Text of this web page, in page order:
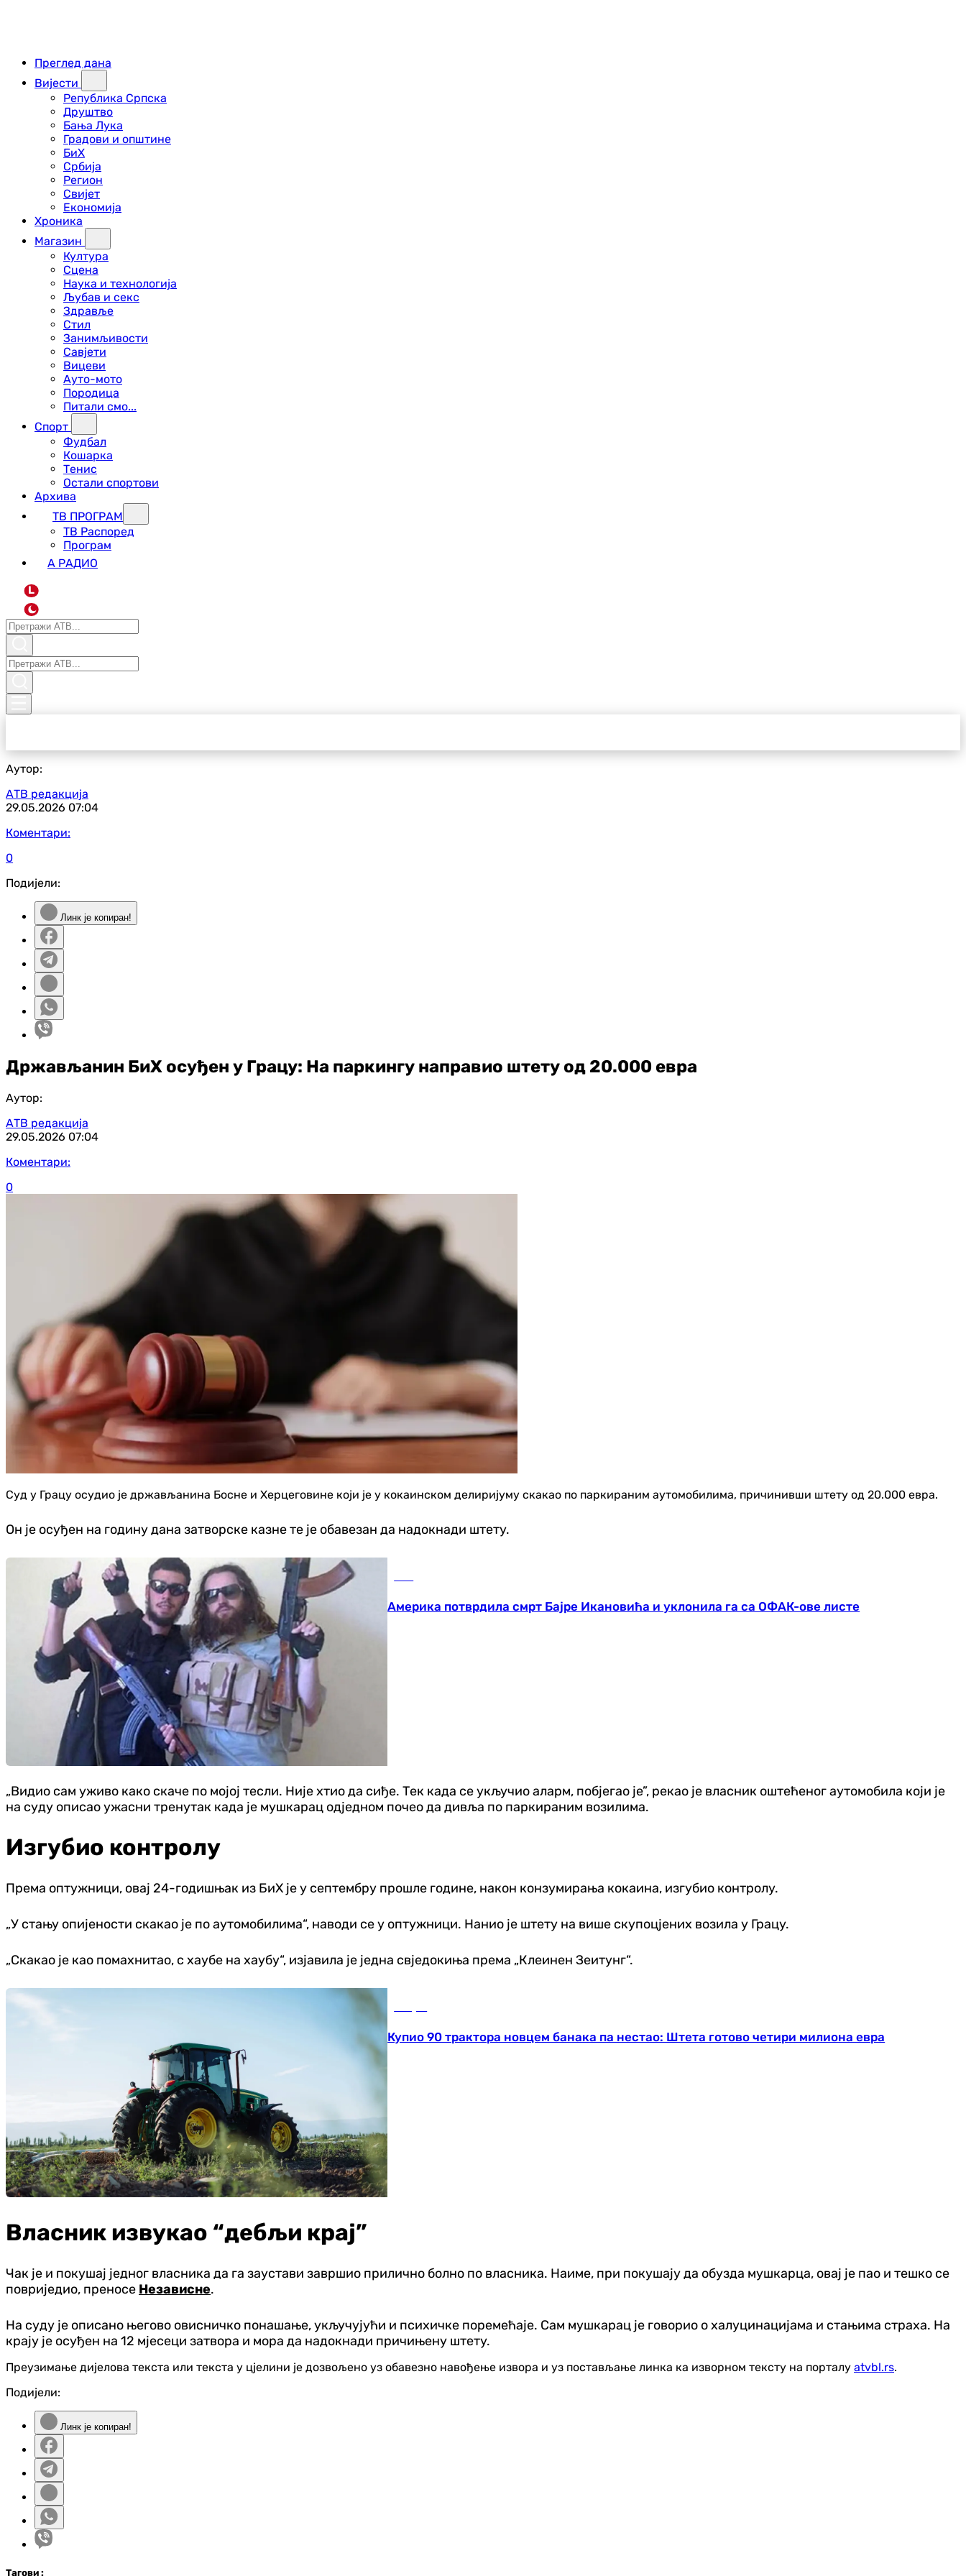
Преглед дана
Вијести
Република Српска
Друштво
Бања Лука
Градови и општине
БиХ
Србија
Регион
Свијет
Економија
Хроника
Магазин
Култура
Сцена
Наука и технологија
Љубав и секс
Здравље
Стил
Занимљивости
Савјети
Вицеви
Ауто-мото
Породица
Питали смо...
Спорт
Фудбал
Кошарка
Тенис
Остали спортови
Архива
ТВ ПРОГРАМ
ТВ Распоред
Програм
А РАДИО
L
Аутор:
АТВ редакција
29.05.2026 07:04
Коментари:
0
Подијели:
Линк је копиран!
Држављанин БиХ осуђен у Грацу: На паркингу направио штету од 20.000 евра
Аутор:
АТВ редакција
29.05.2026 07:04
Коментари:
0
Суд у Грацу осудио је држављанина Босне и Херцеговине који је у кокаинском делиријуму скакао по паркираним аутомобилима, причинивши штету од 20.000 евра.
Он је осуђен на годину дана затворске казне те је обавезан да надокнади штету.
Америка потврдила смрт Бајре Икановића и уклонила га са ОФАК-ове листе
„Видио сам уживо како скаче по мојој тесли. Није хтио да сиђе. Тек када се укључио аларм, побјегао је”, рекао је власник оштећеног аутомобила који је
на суду описао ужасни тренутак када је мушкарац одједном почео да дивља по паркираним возилима.
Изгубио контролу
Према оптужници, овај 24-годишњак из БиХ је у септембру прошле године, након конзумирања кокаина, изгубио контролу.
„У стању опијености скакао је по аутомобилима“, наводи се у оптужници. Нанио је штету на више скупоцјених возила у Грацу.
„Скакао је као помахнитао, с хаубе на хаубу“, изјавила је једна свједокиња према „Клеинен Зеитунг“.
Купио 90 трактора новцем банака па нестао: Штета готово четири милиона евра
Власник извукао “дебљи крај”
Чак је и покушај једног власника да га заустави завршио прилично болно по власника. Наиме, при покушају да обузда мушкарца, овај је пао и тешко се
повриједио, преносе Независне.
На суду је описано његово овисничко понашање, укључујући и психичке поремећаје. Сам мушкарац је говорио о халуцинацијама и стањима страха. На
крају је осуђен на 12 мјесеци затвора и мора да надокнади причињену штету.
Преузимање дијелова текста или текста у цјелини је дозвољено уз обавезно навођење извора и уз постављање линка ка изворном тексту на порталу atvbl.rs.
Подијели:
Линк је копиран!
Тагови :